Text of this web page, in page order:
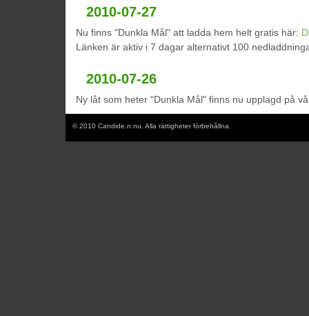
2010-07-27
Nu finns "Dunkla Mål" att ladda hem helt gratis här:
Länken är aktiv i 7 dagar alternativt 100
2010-07-26
Ny låt som heter "Dunkla Mål" finns nu upplagd på
© 2010 Candide.n.nu. Alla rättigheter förbehållna.